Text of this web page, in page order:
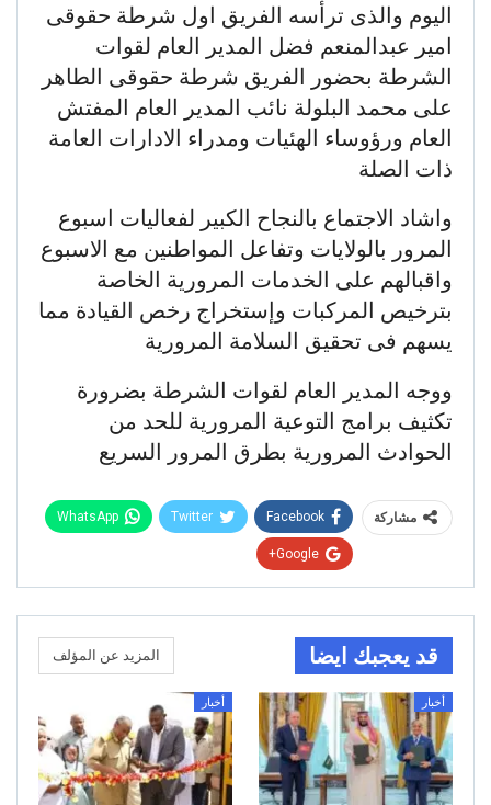
اليوم والذى ترأسه الفريق اول شرطة حقوقى
امير عبدالمنعم فضل المدير العام لقوات
الشرطة بحضور الفريق شرطة حقوقى الطاهر
على محمد البلولة نائب المدير العام المفتش
العام ورؤوساء الهئيات ومدراء الادارات العامة
ذات الصلة
واشاد الاجتماع بالنجاح الكبير لفعاليات اسبوع
المرور بالولايات وتفاعل المواطنين مع الاسبوع
واقبالهم على الخدمات المرورية الخاصة
بترخيص المركبات وإستخراج رخص القيادة مما
يسهم فى تحقيق السلامة المرورية
ووجه المدير العام لقوات الشرطة بضرورة
تكثيف برامج التوعية المرورية للحد من
الحوادث المرورية بطرق المرور السريع
مشاركة Facebook
Twitter
WhatsApp
Google+
قد يعجبك ايضا المزيد عن المؤلف
أخبار أخبار